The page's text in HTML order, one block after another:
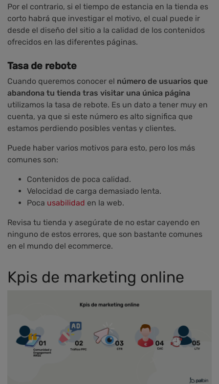
Por el contrario, si el tiempo de estancia en la tienda es
corto habrá que investigar el motivo, el cual puede ir
desde el diseño del sitio a la calidad de los contenidos
ofrecidos en las diferentes páginas.
Tasa de rebote
Cuando queremos conocer el número de usuarios que
abandona tu tienda tras visitar una única página
utilizamos la tasa de rebote. Es un dato a tener muy en
cuenta, ya que si este número es alto significa que
estamos perdiendo posibles ventas y clientes.
Puede haber varios motivos para esto, pero los más
comunes son:
Contenidos de poca calidad.
Velocidad de carga demasiado lenta.
Poca usabilidad en la web.
Revisa tu tienda y asegúrate de no estar cayendo en
ninguno de estos errores, que son bastante comunes
en el mundo del ecommerce.
Kpis de marketing online